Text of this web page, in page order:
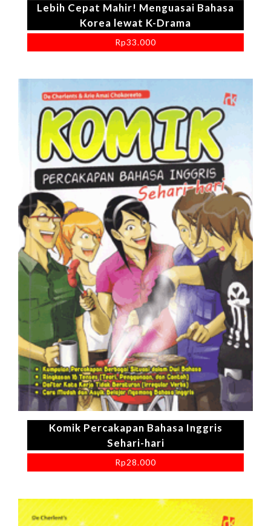
Lebih Cepat Mahir! Menguasai Bahasa
Korea lewat K-Drama
Rp33.000
Komik Percakapan Bahasa Inggris
Sehari-hari
Rp28.000